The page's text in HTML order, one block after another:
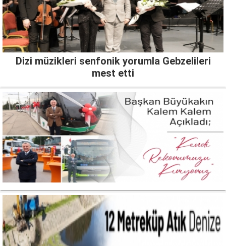
Dizi müzikleri senfonik yorumla Gebzelileri
mest etti